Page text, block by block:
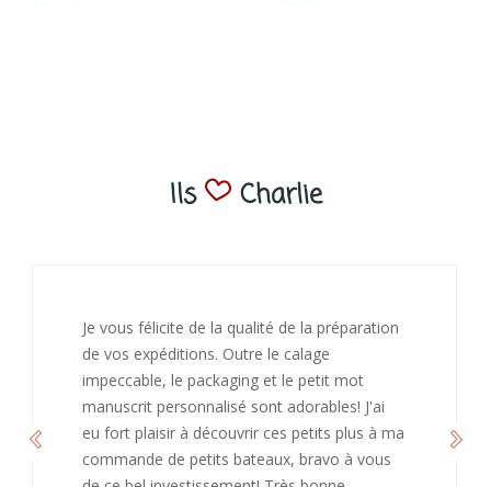
Ils Charlie
J’ai adoré ouvrir ce paquet votre message est
bienveillant et fait plaisir. Je ne manquerai pas
de recommandé chez vous. Bonne
continuation et merci à vous.
Caroline